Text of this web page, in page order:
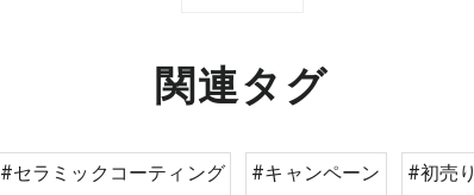
関連タグ
#セラミックコーティング #キャンペーン #初売り